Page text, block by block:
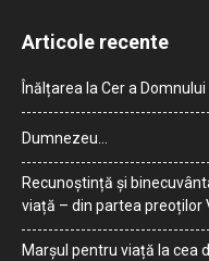
Articole recente
Înălțarea la Cer a
Dumnezeu…
Recunoștință și
viață – din partea preoților
Marșul pentru viață la cea